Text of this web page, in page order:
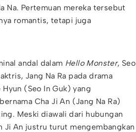
Na. Pertemuan mereka tersebut
romantis, tetapi juga
andal dalam Hello Monster, Seo
Jang Na Ra pada drama
(Seo In Guk) yang
Cha Ji An (Jang Na Ra)
Meski diawali dari hubungan
Ji An justru turut mengembangkan